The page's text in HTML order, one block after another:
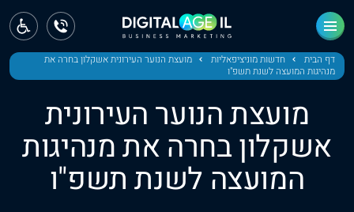
דף הבית חדשות מוניציפאליות
מועצת הנוער העירונית אשקלון בחרה את
מנהיגות המועצה לשנת תשפ"ו
מועצת הנוער העירונית
אשקלון בחרה את מנהיגות
המועצה לשנת תשפ"ו
ראשי
חדשות
מחוז חיפה
מחוז מרכז